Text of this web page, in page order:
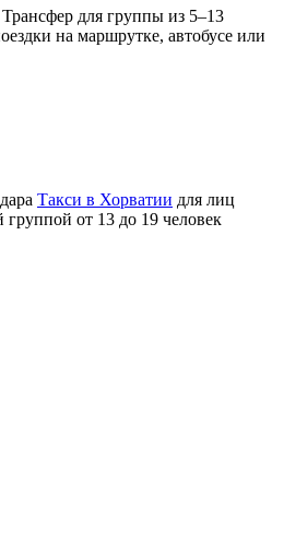
Трансфер для группы из 5–13
на маршрутке, автобусе или
Такси в Хорватии для лиц
от 13 до 19 человек